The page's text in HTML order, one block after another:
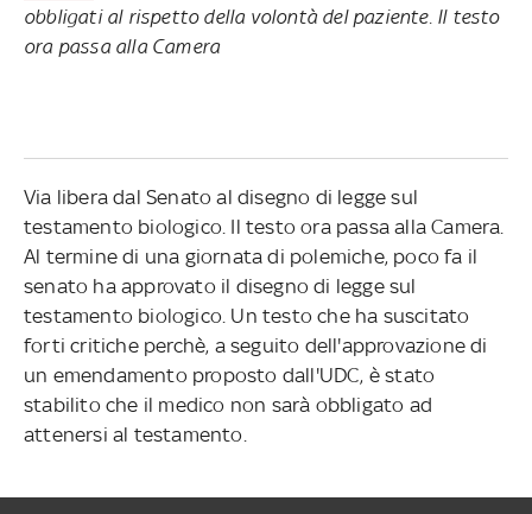
obbligati al rispetto della volontà del paziente. Il testo
ora passa alla Camera
Via libera dal Senato al disegno di legge sul
testamento biologico. Il testo ora passa alla Camera.
Al termine di una giornata di polemiche, poco fa il
senato ha approvato il disegno di legge sul
testamento biologico. Un testo che ha suscitato
forti critiche perchè, a seguito dell'approvazione di
un emendamento proposto dall'UDC, è stato
stabilito che il medico non sarà obbligato ad
attenersi al testamento.